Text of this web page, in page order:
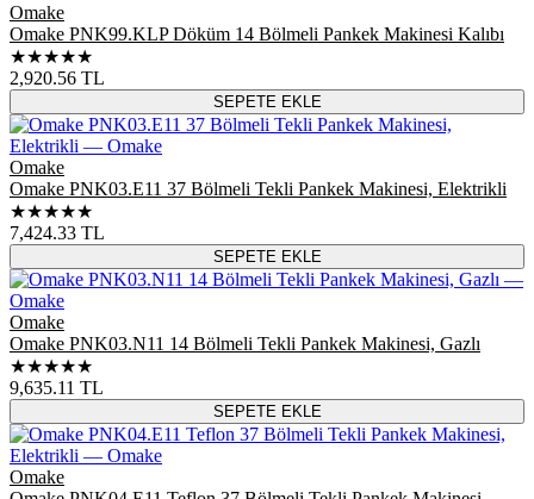
Omake
Omake PNK99.KLP Döküm 14 Bölmeli Pankek Makinesi Kalıbı
★★★★★
2,920.56 TL
SEPETE EKLE
Omake
Omake PNK03.E11 37 Bölmeli Tekli Pankek Makinesi, Elektrikli
★★★★★
7,424.33 TL
SEPETE EKLE
Omake
Omake PNK03.N11 14 Bölmeli Tekli Pankek Makinesi, Gazlı
★★★★★
9,635.11 TL
SEPETE EKLE
Omake